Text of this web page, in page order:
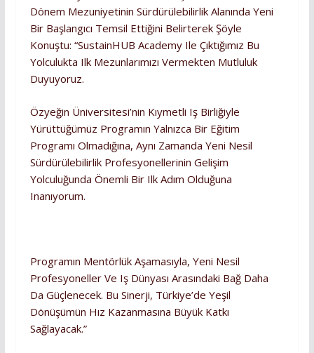
Dönem Mezuniyetinin Sürdürülebilirlik Alanında Yeni
Bir Başlangıcı Temsil Ettiğini Belirterek Şöyle
Konuştu: “SustainHUB Academy Ile Çıktığımız Bu
Yolculukta Ilk Mezunlarımızı Vermekten Mutluluk
Duyuyoruz.
Özyeğin Üniversitesi’nin Kıymetli Iş Birliğiyle
Yürüttüğümüz Programın Yalnızca Bir Eğitim
Programı Olmadığına, Aynı Zamanda Yeni Nesil
Sürdürülebilirlik Profesyonellerinin Gelişim
Yolculuğunda Önemli Bir Ilk Adım Olduğuna
Inanıyorum.
Programın Mentörlük Aşamasıyla, Yeni Nesil
Profesyoneller Ve Iş Dünyası Arasındaki Bağ Daha
Da Güçlenecek. Bu Sinerji, Türkiye’de Yeşil
Dönüşümün Hız Kazanmasına Büyük Katkı
Sağlayacak.”